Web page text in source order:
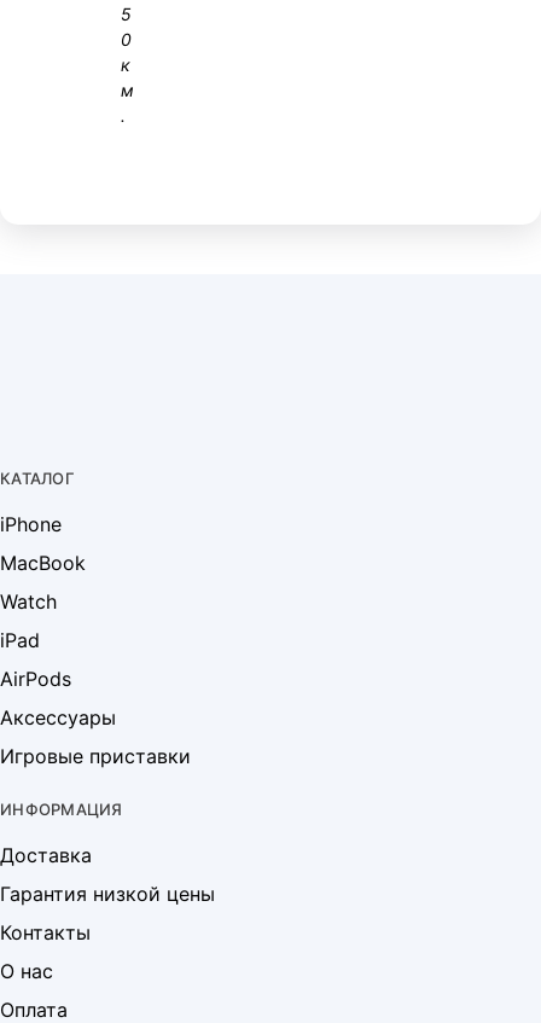
5
0
к
м
.
КАТАЛОГ
iPhone
MacBook
Watch
iPad
AirPods
Аксессуары
Игровые приставки
ИНФОРМАЦИЯ
Доставка
Гарантия низкой цены
Контакты
О нас
Оплата